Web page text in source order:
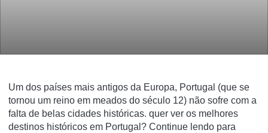
Um dos países mais antigos da Europa, Portugal (que se
tornou um reino em meados do século 12) não sofre com a
falta de belas cidades históricas. quer ver os melhores
destinos históricos em Portugal? Continue lendo para